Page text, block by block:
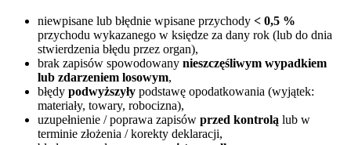
niewpisane lub błędnie wpisane przychody < 0,5 %
przychodu wykazanego w księdze za dany rok (lub do dnia
stwierdzenia błędu przez organ),
brak zapisów spowodowany nieszczęśliwym wypadkiem
lub zdarzeniem losowym,
błędy podwyższyły podstawę opodatkowania (wyjątek:
materiały, towary, robocizna),
uzupełnienie / poprawa zapisów przed kontrolą lub w
terminie złożenia / korekty deklaracji,